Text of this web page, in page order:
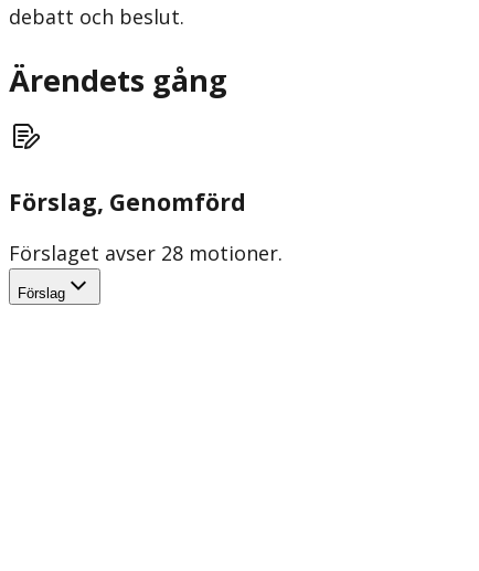
debatt och beslut.
Ärendets gång
Förslag, Genomförd
Förslaget avser 28 motioner.
Förslag